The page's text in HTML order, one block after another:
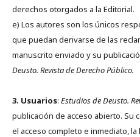
derechos otorgados a la Editorial.
e) Los autores son los únicos
que puedan derivarse de las
manuscrito enviado y su
Deusto. Revista de Derecho Público.
3. Usuarios: Estudios de Deusto.
publicación de acceso abierto. Su
el acceso completo e inmediato,